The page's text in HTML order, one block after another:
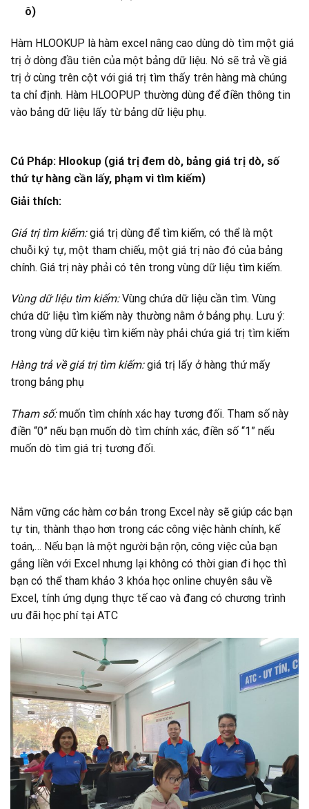
ô)
Hàm HLOOKUP là hàm excel nâng cao dùng dò tìm một giá
trị ở dòng đầu tiên của một bảng dữ liệu. Nó sẽ trả về giá
trị ở cùng trên cột với giá trị tìm thấy trên hàng mà chúng
ta chỉ định. Hàm HLOOPUP thường dùng để điền thông tin
vào bảng dữ liệu lấy từ bảng dữ liệu phụ.
Cú Pháp: Hlookup (giá trị đem dò, bảng giá trị dò, số
thứ tự hàng cần lấy, phạm vi tìm kiếm)
Giải thích:
Giá trị tìm kiếm:giá trị dùng để tìm kiếm, có thể là một
chuỗi ký tự, một tham chiếu, một giá trị nào đó của bảng
chính. Giá trị này phải có tên trong vùng dữ liệu tìm kiếm.
Vùng dữ liệu tìm kiếm:Vùng chứa dữ liệu cần tìm. Vùng
chứa dữ liệu tìm kiếm này thường nằm ở bảng phụ. Lưu ý:
trong vùng dữ kiệu tìm kiếm này phải chứa giá trị tìm kiếm
Hàng trả về giá trị tìm kiếm:giá trị lấy ở hàng thứ mấy
trong bảng phụ
Tham số:muốn tìm chính xác hay tương đối. Tham số này
điền “0” nếu bạn muốn dò tìm chính xác, điền số “1” nếu
muốn dò tìm giá trị tương đối.
Nắm vững các hàm cơ bản trong Excel này sẽ giúp các bạn
tự tin, thành thạo hơn trong các công việc hành chính, kế
toán,… Nếu bạn là một người bận rộn, công việc của bạn
gắng liền với Excel nhưng lại không có thời gian đi học thì
bạn có thể tham khảo 3 khóa học online chuyên sâu về
Excel, tính ứng dụng thực tế cao và đang có chương trình
ưu đãi học phí tại ATC